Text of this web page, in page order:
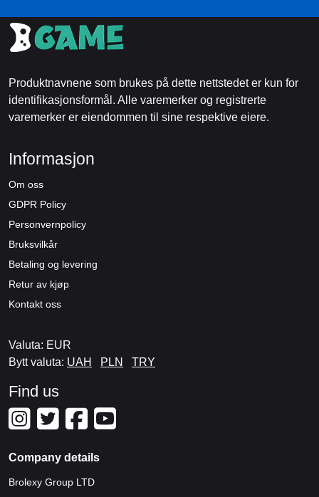
Produktnavnene som brukes på dette nettstedet er kun for
identifikasjonsformål. Alle varemerker og registrerte
varemerker er eiendommen til sine respektive eiere.
Informasjon
Om oss
GDPR Policy
Personvernpolicy
Bruksvilkår
Betaling og levering
Retur av kjøp
Kontakt oss
Valuta: EUR
Bytt valuta: UAH PLN TRY
Find us
Company details
Brolexy Group LTD